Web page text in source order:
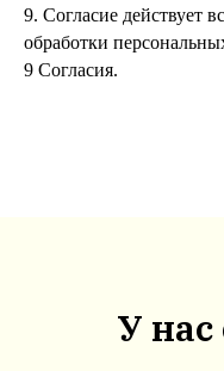
9. Согласие действует
обработки
9 Согласия.
У нас